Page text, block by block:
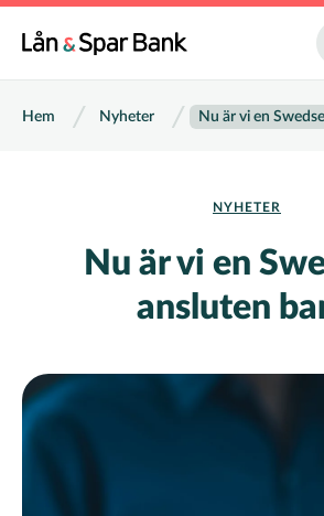
Hoppa
Länkstig
Hem Nyheter Nu är vi en
NYHETER
Nu är vi en
ansluten